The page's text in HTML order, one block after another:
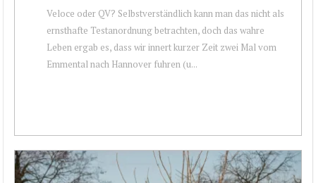
Veloce oder QV? Selbstverständlich kann man das nicht als
ernsthafte Testanordnung betrachten, doch das wahre
Leben ergab es, dass wir innert kurzer Zeit zwei Mal vom
Emmental nach Hannover fuhren (u...